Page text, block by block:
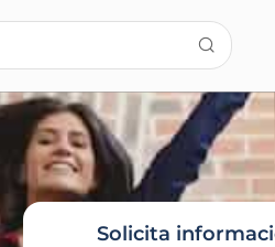
Solicita